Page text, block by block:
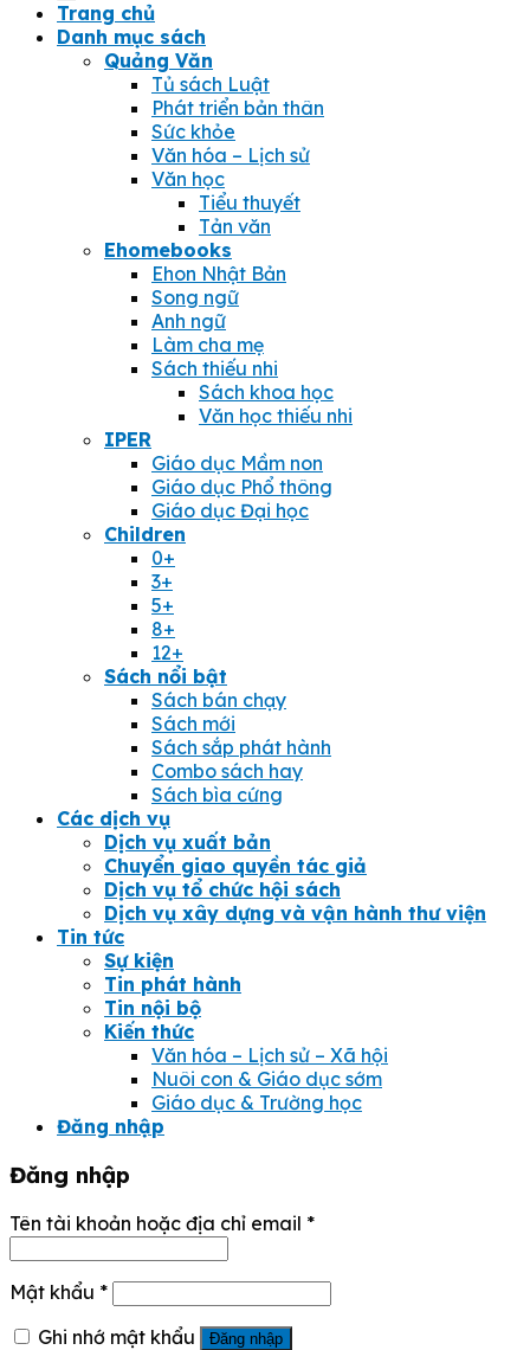
Trang chủ
Danh mục sách
Quảng Văn
Tủ sách Luật
Phát triển bản thân
Sức khỏe
Văn hóa – Lịch sử
Văn học
Tiểu thuyết
Tản văn
Ehomebooks
Ehon Nhật Bản
Song ngữ
Anh ngữ
Làm cha mẹ
Sách thiếu nhi
Sách khoa học
Văn học thiếu nhi
IPER
Giáo dục Mầm non
Giáo dục Phổ thông
Giáo dục Đại học
Children
0+
3+
5+
8+
12+
Sách nổi bật
Sách bán chạy
Sách mới
Sách sắp phát hành
Combo sách hay
Sách bìa cứng
Các dịch vụ
Dịch vụ xuất bản
Chuyển giao quyền tác giả
Dịch vụ tổ chức hội sách
Dịch vụ xây dựng và vận hành thư viện
Tin tức
Sự kiện
Tin phát hành
Tin nội bộ
Kiến thức
Văn hóa – Lịch sử – Xã hội
Nuôi con & Giáo dục sớm
Giáo dục & Trường học
Đăng nhập
Đăng nhập
Tên tài khoản hoặc địa chỉ email *
Mật khẩu *
Ghi nhớ mật khẩu
Đăng nhập